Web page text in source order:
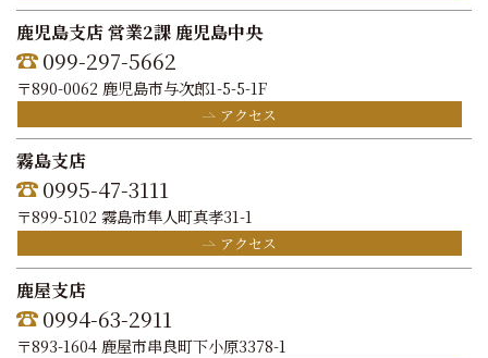
鹿児島支店 営業2課 鹿児島中央
099-297-5662
〒890-0062 鹿児島市与次郎1-5-5-1F
アクセス
霧島支店
0995-47-3111
〒899-5102 霧島市隼人町真孝31-1
アクセス
鹿屋支店
0994-63-2911
〒893-1604 鹿屋市串良町下小原3378-1